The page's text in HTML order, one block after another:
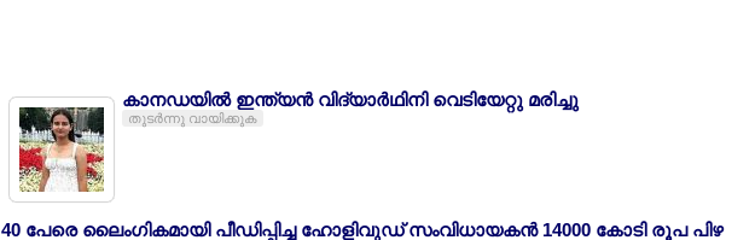
കാനഡയില്‍ ഇന്ത്യന്‍ വിദ്യാര്‍ഥിനി വെടിയേറ്റു മരിച്ചു
തുടര്‍ന്നു വായിക്കുക
40 പേരെ ലൈംഗികമായി പീഡിപ്പിച്ച ഹോളിവുഡ് സംവിധായകന്‍ 14000 കോടി രൂപ പിഴ